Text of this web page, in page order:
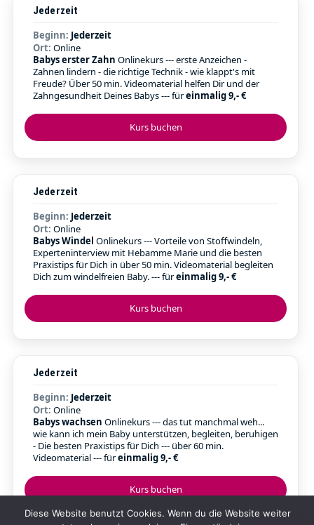
Kurs buchen
Jederzeit
Beginn: Jederzeit
Ort: Online
Babys erster Zahn Onlinekurs --- erste Anzeichen -
Zahnen lindern - die richtige Technik - wie klappt's mit
Freude? Über 50 min. Videomaterial helfen Dir und der
Zahngesundheit Deines Babys --- füreinmalig 9,- €
Kurs buchen
Jederzeit
Beginn: Jederzeit
Ort: Online
Babys Windel Onlinekurs --- Vorteile von Stoffwindeln,
Experteninterview mit Hebamme Marie und die besten
Praxistips für Dich in über 50 min. Videomaterial begleiten
Dich zum windelfreien Baby. --- füreinmalig 9,- €
Kurs buchen
Jederzeit
Beginn: Jederzeit
Ort: Online
Babys wachsen Onlinekurs --- das tut manchmal weh...
wie kann ich mein Baby unterstützen, begleiten, beruhigen
- Die besten Praxistips für Dich --- über 60 min.
Videomaterial --- füreinmalig 9,- €
Diese Website benutzt Cookies. Wenn du die Website weiter